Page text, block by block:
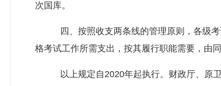
次国库。
四、按照收支两条线的管理原则，各级考
格考试工作所需支出，按其履行职能需要，由
以上规定自2020年起执行。财政厅、原卫